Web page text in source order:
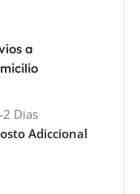
a
2 Dias
Adiccional